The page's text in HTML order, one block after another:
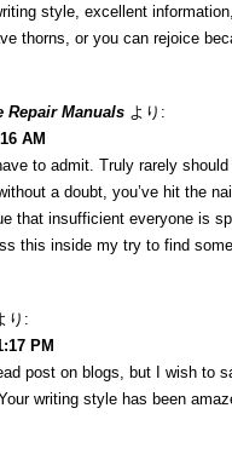
style, excellent
thorns, or you can rejoice
Repair Manuals より:
AM
to admit. Truly rarely
a doubt, you’ve hit the
that insufficient everyone is
this inside my try to find
り:
PM
post on blogs, but I wish to
writing style has been